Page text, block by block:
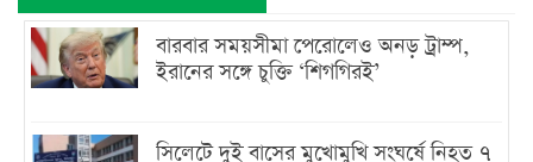
বারবার সময়সীমা পেরোলেও অনড় ট্রাম্প,
ইরানের সঙ্গে চুক্তি ‘শিগগিরই’
সিলেটে দুই বাসের মুখোমুখি সংঘর্ষে নিহত ৭